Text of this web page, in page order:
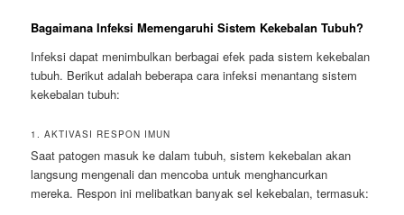
Bagaimana Infeksi Memengaruhi Sistem Kekebalan Tubuh?
Infeksi dapat menimbulkan berbagai efek pada sistem kekebalan
tubuh. Berikut adalah beberapa cara infeksi menantang sistem
kekebalan tubuh:
1. AKTIVASI RESPON IMUN
Saat patogen masuk ke dalam tubuh, sistem kekebalan akan
langsung mengenali dan mencoba untuk menghancurkan
mereka. Respon ini melibatkan banyak sel kekebalan, termasuk: